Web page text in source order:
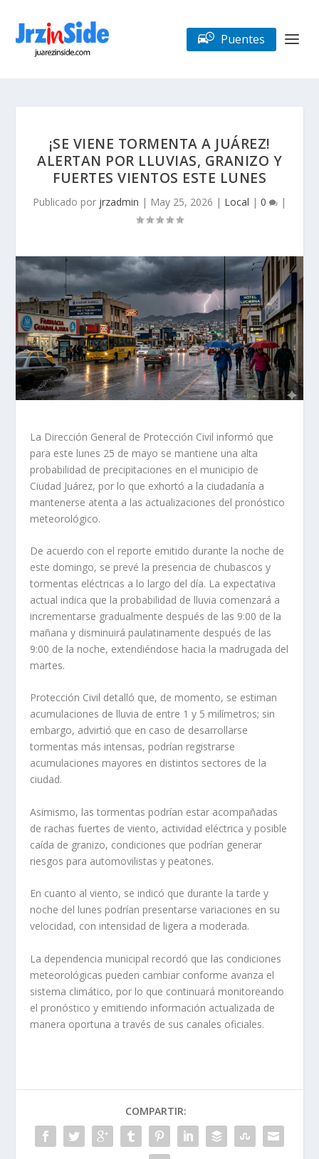
Puentes
¡SE VIENE TORMENTA A JUÁREZ!
ALERTAN POR LLUVIAS, GRANIZO Y
FUERTES VIENTOS ESTE LUNES
Publicado por jrzadmin | May 25, 2026 | Local | 0 |
La Dirección General de Protección Civil informó que
para este lunes 25 de mayo se mantiene una alta
probabilidad de precipitaciones en el municipio de
Ciudad Juárez, por lo que exhortó a la ciudadanía a
mantenerse atenta a las actualizaciones del pronóstico
meteorológico.
De acuerdo con el reporte emitido durante la noche de
este domingo, se prevé la presencia de chubascos y
tormentas eléctricas a lo largo del día. La expectativa
actual indica que la probabilidad de lluvia comenzará a
incrementarse gradualmente después de las 9:00 de la
mañana y disminuirá paulatinamente después de las
9:00 de la noche, extendiéndose hacia la madrugada del
martes.
Protección Civil detalló que, de momento, se estiman
acumulaciones de lluvia de entre 1 y 5 milímetros; sin
embargo, advirtió que en caso de desarrollarse
tormentas más intensas, podrían registrarse
acumulaciones mayores en distintos sectores de la
ciudad.
Asimismo, las tormentas podrían estar acompañadas
de rachas fuertes de viento, actividad eléctrica y posible
caída de granizo, condiciones que podrían generar
riesgos para automovilistas y peatones.
En cuanto al viento, se indicó que durante la tarde y
noche del lunes podrían presentarse variaciones en su
velocidad, con intensidad de ligera a moderada.
La dependencia municipal recordó que las condiciones
meteorológicas pueden cambiar conforme avanza el
sistema climático, por lo que continuará monitoreando
el pronóstico y emitiendo información actualizada de
manera oportuna a través de sus canales oficiales.
COMPARTIR: